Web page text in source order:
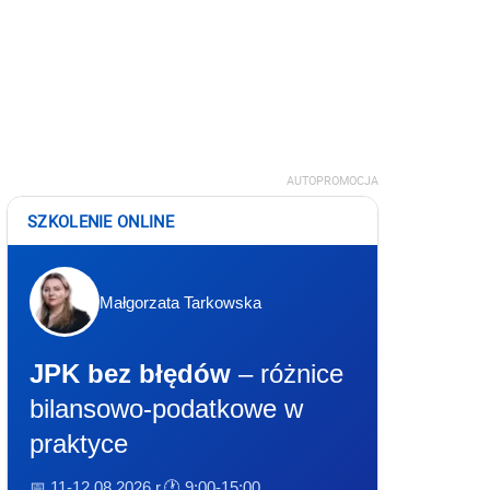
AUTOPROMOCJA
SZKOLENIE ONLINE
Małgorzata Tarkowska
JPK bez błędów – różnice
bilansowo-podatkowe w
praktyce